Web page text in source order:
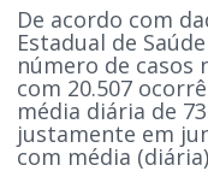
De acordo com
Estadual de
número de casos
com 20.507
média diária de
justamente em
com média